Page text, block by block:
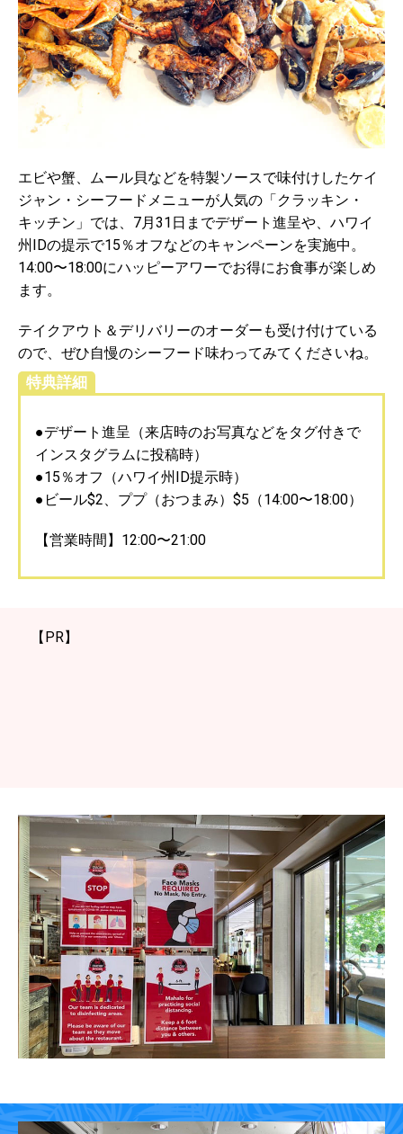
エビや蟹、ムール貝などを特製ソースで味付けしたケイ
ジャン・シーフードメニューが人気の「クラッキン・
キッチン」では、7月31日までデザート進呈や、ハワイ
州IDの提示で15％オフなどのキャンペーンを実施中。
14:00〜18:00にハッピーアワーでお得にお食事が楽しめ
ます。
テイクアウト＆デリバリーのオーダーも受け付けている
ので、ぜひ自慢のシーフード味わってみてくださいね。
特典詳細
●デザート進呈（来店時のお写真などをタグ付きで
インスタグラムに投稿時）
●15％オフ（ハワイ州ID提示時）
●ビール$2、ププ（おつまみ）$5（14:00〜18:00）
【営業時間】12:00〜21:00
【PR】